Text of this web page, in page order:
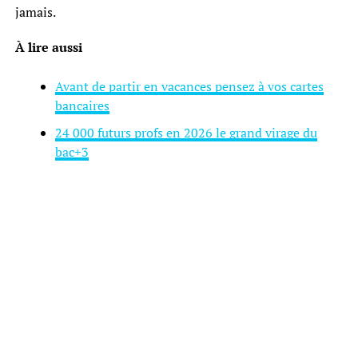
jamais.
À lire aussi
Avant de partir en vacances pensez à vos cartes
bancaires
24 000 futurs profs en 2026 le grand virage du
bac+3